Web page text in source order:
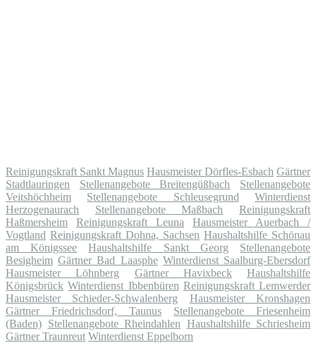
Reinigungskraft Sankt Magnus Hausmeister Dörfles-Esbach Gärtner
Stadtlauringen
Stellenangebote Breitengüßbach
Stellenangebote
Veitshöchheim
Stellenangebote Schleusegrund
Winterdienst
Herzogenaurach
Stellenangebote Maßbach
Reinigungskraft
Haßmersheim
Reinigungskraft Leuna
Hausmeister Auerbach /
Vogtland Reinigungskraft Dohna, Sachsen Haushaltshilfe Schönau
am Königssee
Haushaltshilfe Sankt Georg
Stellenangebote
Besigheim Gärtner Bad Laasphe Winterdienst Saalburg-Ebersdorf
Hausmeister Löhnberg
Gärtner Havixbeck
Haushaltshilfe
Königsbrück Winterdienst Ibbenbüren Reinigungskraft Lemwerder
Hausmeister Schieder-Schwalenberg
Hausmeister Kronshagen
Gärtner Friedrichsdorf, Taunus
Stellenangebote Friesenheim
(Baden) Stellenangebote Rheindahlen Haushaltshilfe Schriesheim
Gärtner Traunreut Winterdienst Eppelborn